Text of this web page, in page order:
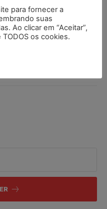
causa de empregado que
local de trabalho
para fornecer a
suas
Ao clicar em “Aceitar”,
os cookies.